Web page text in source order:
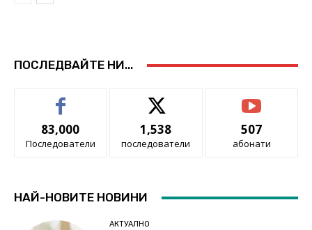
ПОСЛЕДВАЙТЕ НИ...
83,000
Последователи
1,538
последователи
507
абонати
НАЙ-НОВИТЕ НОВИНИ
АКТУАЛНО